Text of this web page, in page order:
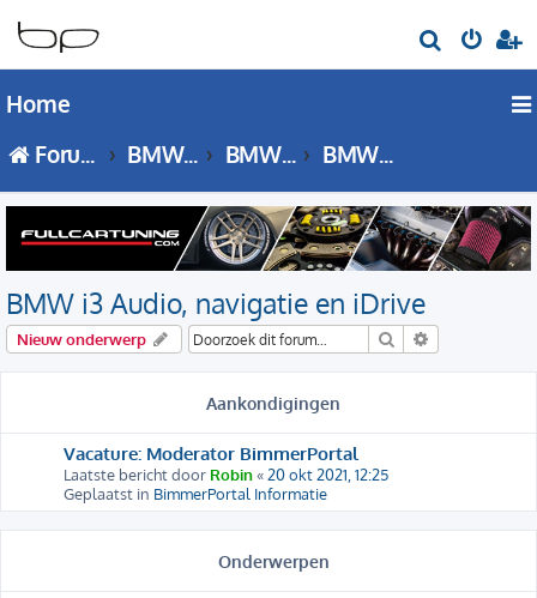
o
Home
Forumoverzicht
BMW i Serie BMW i3 BMW i3 Audio, navigatie en iDrive
BMW i3 Audio, navigatie en iDrive
Nieuw onderwerp Zoek
Aankondigingen
Vacature: Moderator BimmerPortal
Laatste bericht door Robin«20 okt 2021, 12:25
Geplaatst in BimmerPortal Informatie
Onderwerpen